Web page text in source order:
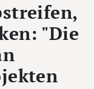
"Die